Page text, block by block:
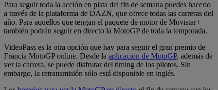
Para seguir toda la acción en pista del fin de semana puedes hacerlo
a través de la plataforma de DAZN, que ofrece todas las carreras del
año. Para aquellos que tengan el paquete de motor de Movistar+
también podrán seguir en directo la MotoGP de toda la temporada.
VideoPass es la otra opción que hay para seguir el gran premio de
Francia MotoGP online. Desde la aplicación de MotoGP, además de
ver la carrera, se puede disfrutar del timing de los pilotos. Sin
embargo, la retransmisión sólo está disponible en inglés.